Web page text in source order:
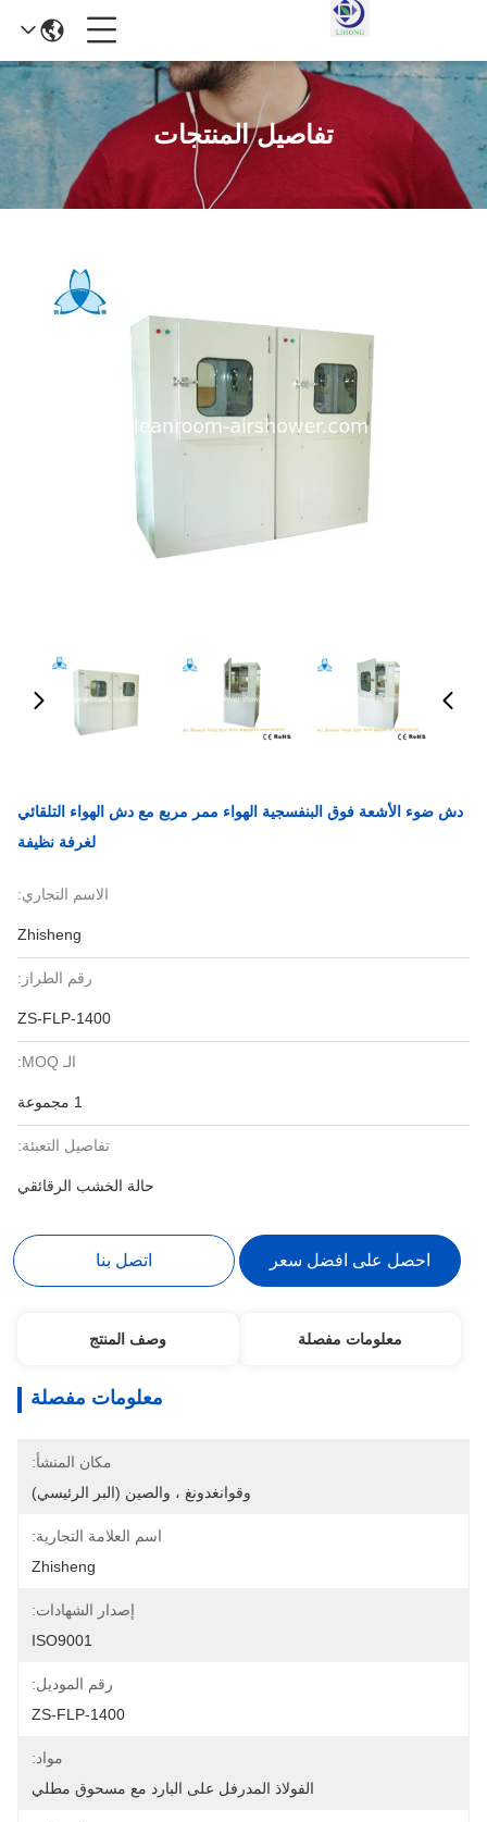
تفاصيل المنتجات
دش ضوء الأشعة فوق البنفسجية الهواء ممر مربع مع دش الهواء التلقائي
لغرفة نظيفة
الاسم التجاري:
Zhisheng
رقم الطراز:
ZS-FLP-1400
الـ MOQ:
1 مجموعة
تفاصيل التعبئة:
حالة الخشب الرقائقي
احصل على افضل سعر اتصل بنا
معلومات مفصلة وصف المنتج
معلومات مفصلة
مكان المنشأ:
وقوانغدونغ ، والصين (البر الرئيسي)
اسم العلامة التجارية:
Zhisheng
إصدار الشهادات:
ISO9001
رقم الموديل:
ZS-FLP-1400
مواد:
الفولاذ المدرفل على البارد مع مسحوق مطلي